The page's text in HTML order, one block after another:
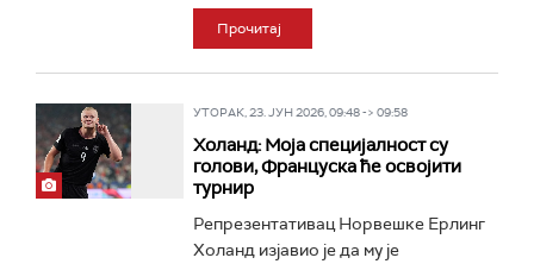
Прочитај
УТОРАК, 23. ЈУН 2026, 09:48 -> 09:58
Холанд: Моја специјалност су
голови, Француска ће освојити
турнир
Репрезентативац Норвешке Ерлинг
Холанд изјавио је да му је